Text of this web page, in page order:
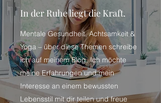
In der Ruhe liegt die Kraft.
Mentale Gesundheit, Achtsamkeit &
Yoga – über diese Themen schreibe
ich auf meinem Blog. Ich möchte
meine Erfahrungen und mein
Interesse an einem bewussten
Lebensstil mit dir teilen und freue